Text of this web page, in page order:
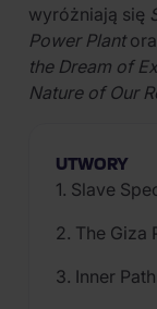
wyróżniają się
Power Plant
the Dream of
Nature of Our
UTWORY
1. Slave
2. The Giza
3. Inner